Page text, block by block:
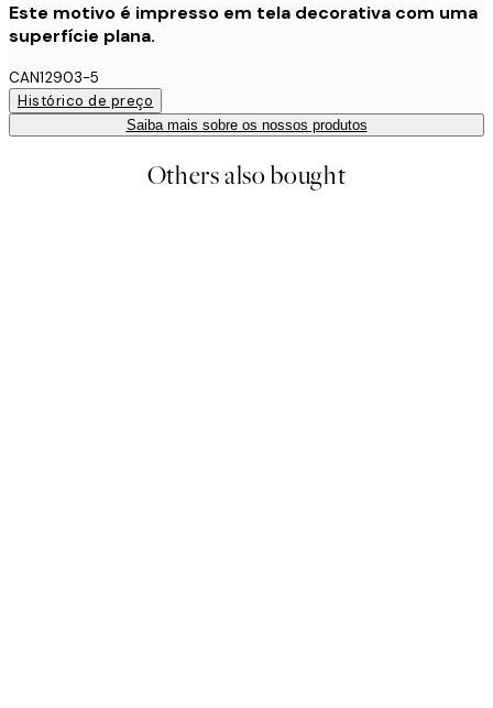
Este motivo é impresso em tela decorativa com uma
superfície plana.
CAN12903-5
Histórico de preço
Saiba mais sobre os nossos produtos
Others also bought